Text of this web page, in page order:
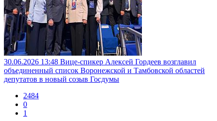
30.06.2026 13:48 Вице-спикер Алексей Гордеев возглавил
объединенный список Воронежской и Тамбовской областей
депутатов в новый созыв Госдумы
2484
0
1